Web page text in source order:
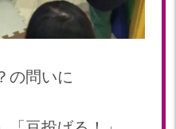
の問いに